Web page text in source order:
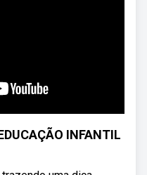
INFANTIL